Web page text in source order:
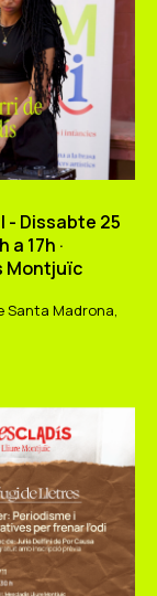
- Dissabte 25
a 17h ·
Montjuïc
Santa Madrona,